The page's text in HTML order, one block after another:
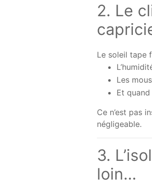
2. Le
Le soleil tape
Les
Et
Ce n’est pas
négligeable.
3.
loin…